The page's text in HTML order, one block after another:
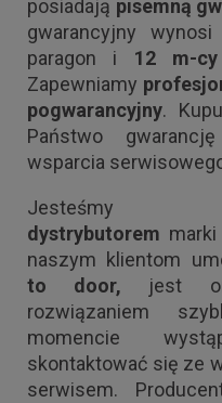
posiadają pisemną
gwarancyjny wynosi
paragon i 12 m-cy
Zapewniamy
pogwarancyjny.
Państwo
wsparcia
dystrybutorem marki
naszym klientom
to door, jest
rozwiązaniem
momencie
skontaktować się ze
serwisem.